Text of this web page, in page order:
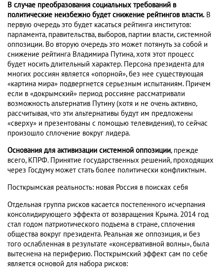
В случае преобразования социальных требований в
политические неизбежно будет снижение рейтингов власти. В
первую очередь это будет касаться рейтинга институтов:
парламента, правительства, выборов, партии власти, системной
оппозиции. Во вторую очередь это может потянуть за собой и
снижение рейтинга Владимира Путина, хотя этот процесс
будет носить длительный характер. Персона президента для
многих россиян является «опорной», без нее существующая
«картина мира» подвергнется серьезным испытаниям. Причем
если в «докрымский» период россияне рассматривали
возможность альтернатив Путину (хотя и не очень активно,
рассчитывая, что эти альтернативы будут им предложены
«сверху» и презентованы с помощью телевидения), то сейчас
произошло сплочение вокруг лидера.
Основания для активизации системной оппозиции, прежде
всего, КПРФ. Принятие государственных решений, проходящих
через Госдуму может стать более политически конфликтным.
Посткрымская реальность: новая Россия в поисках себя
Отдельная группа рисков касается постепенного исчерпания
консолидирующего эффекта от возвращения Крыма. 2014 год
стал годом патриотического подъема в стране, сплочения
общества вокруг президента. Реальная же оппозиция, и без
того ослабленная в результате «консервативной волны», была
вытеснена на периферию. Посткрымский эффект сам по себе
является основой для набора рисков: